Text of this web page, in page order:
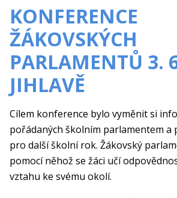
KONFERENCE
ŽÁKOVSKÝCH
PARLAMENTŮ 3.
JIHLAVĚ
Cílem konference bylo vyměnit si
pořádaných školním parlamentem a
pro další školní rok. Žákovský
pomocí něhož se žáci učí
vztahu ke svému okolí.